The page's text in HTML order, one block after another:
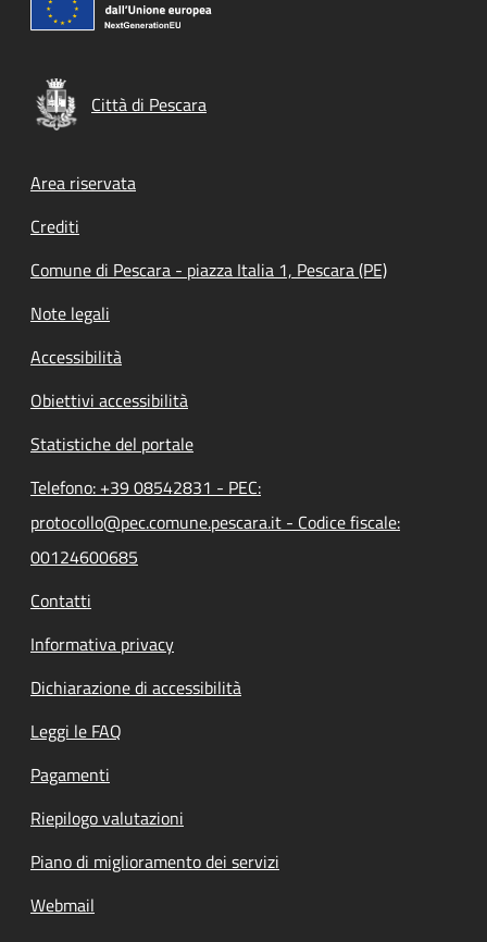
Città di Pescara
Footer menu
Area riservata
Crediti
Comune di Pescara - piazza Italia 1, Pescara (PE)
Note legali
Accessibilità
Obiettivi accessibilità
Statistiche del portale
Telefono: +39 08542831 - PEC:
protocollo@pec.comune.pescara.it - Codice fiscale:
00124600685
Contatti
Informativa privacy
Dichiarazione di accessibilità
Leggi le FAQ
Pagamenti
Riepilogo valutazioni
Piano di miglioramento dei servizi
Webmail